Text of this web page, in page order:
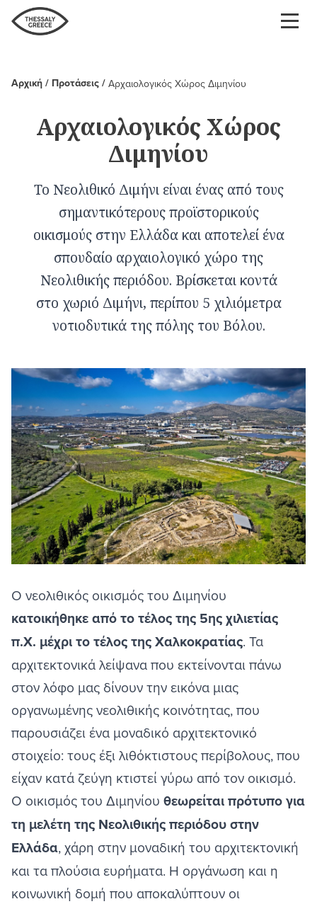
Παράκαμψη
προς
περιεχόμενο
Breadcrumb
Αρχική Προτάσεις Αρχαιολογικός Χώρος Διμηνίου
Αρχαιολογικός Χώρος
Διμηνίου
Το Νεολιθικό Διμήνι είναι ένας από τους
σημαντικότερους προϊστορικούς
οικισμούς στην Ελλάδα και αποτελεί ένα
σπουδαίο αρχαιολογικό χώρο της
Νεολιθικής περιόδου. Βρίσκεται κοντά
στο χωριό Διμήνι, περίπου 5 χιλιόμετρα
νοτιοδυτικά της πόλης του Βόλου.
Ο νεολιθικός οικισμός του Διμηνίου
κατοικήθηκε από το τέλος της 5ης χιλιετίας
π.Χ. μέχρι το τέλος της Χαλκοκρατίας. Τα
αρχιτεκτονικά λείψανα που εκτείνονται πάνω
στον λόφο μας δίνουν την εικόνα μιας
οργανωμένης νεολιθικής κοινότητας, που
παρουσιάζει ένα μοναδικό αρχιτεκτονικό
στοιχείο: τους έξι λιθόκτιστους περίβολους, που
είχαν κατά ζεύγη κτιστεί γύρω από τον οικισμό.
Ο οικισμός του Διμηνίου θεωρείται πρότυπο για
τη μελέτη της Νεολιθικής περιόδου στην
Ελλάδα, χάρη στην μοναδική του αρχιτεκτονική
και τα πλούσια ευρήματα. Η οργάνωση και η
κοινωνική δομή που αποκαλύπτουν οι